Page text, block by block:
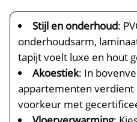
Stijl en onderhoud:
onderhoudsarm,
tapijt voelt luxe en hout
Akoestiek: In
appartementen verdient
voorkeur met